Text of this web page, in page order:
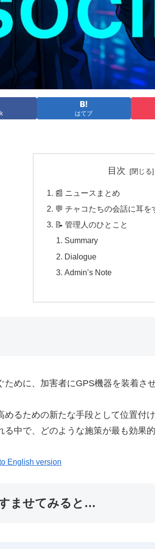
はてブ
目次
📰 ニュースまとめ
💬 チャコたちの会話に耳
📝 管理人のひとこと
Summary
Dialogue
Admin’s Note
めに、加害者にGPS機器を装着さ
るための新たな手段として位置付
中で、どのような施策が最も効果
English version
ませてみると…